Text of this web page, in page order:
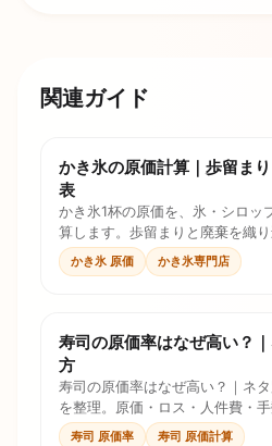
関連ガイド
かき氷の原価計算｜歩留ま
表
かき氷1杯の原価を、氷・シロッ
算します。歩留まりと廃棄を織
方、記入用の原価表、テイクア
ま自店の数字で再現できる手順に
かき氷 原価 かき氷専門店
寿司の原価率はなぜ高い？
方
寿司の原価率はなぜ高い？｜ネ
を整理。原価・ロス・人件費・
リストで確認し、価格判断に使え
寿司 原価率 寿司 原価計算